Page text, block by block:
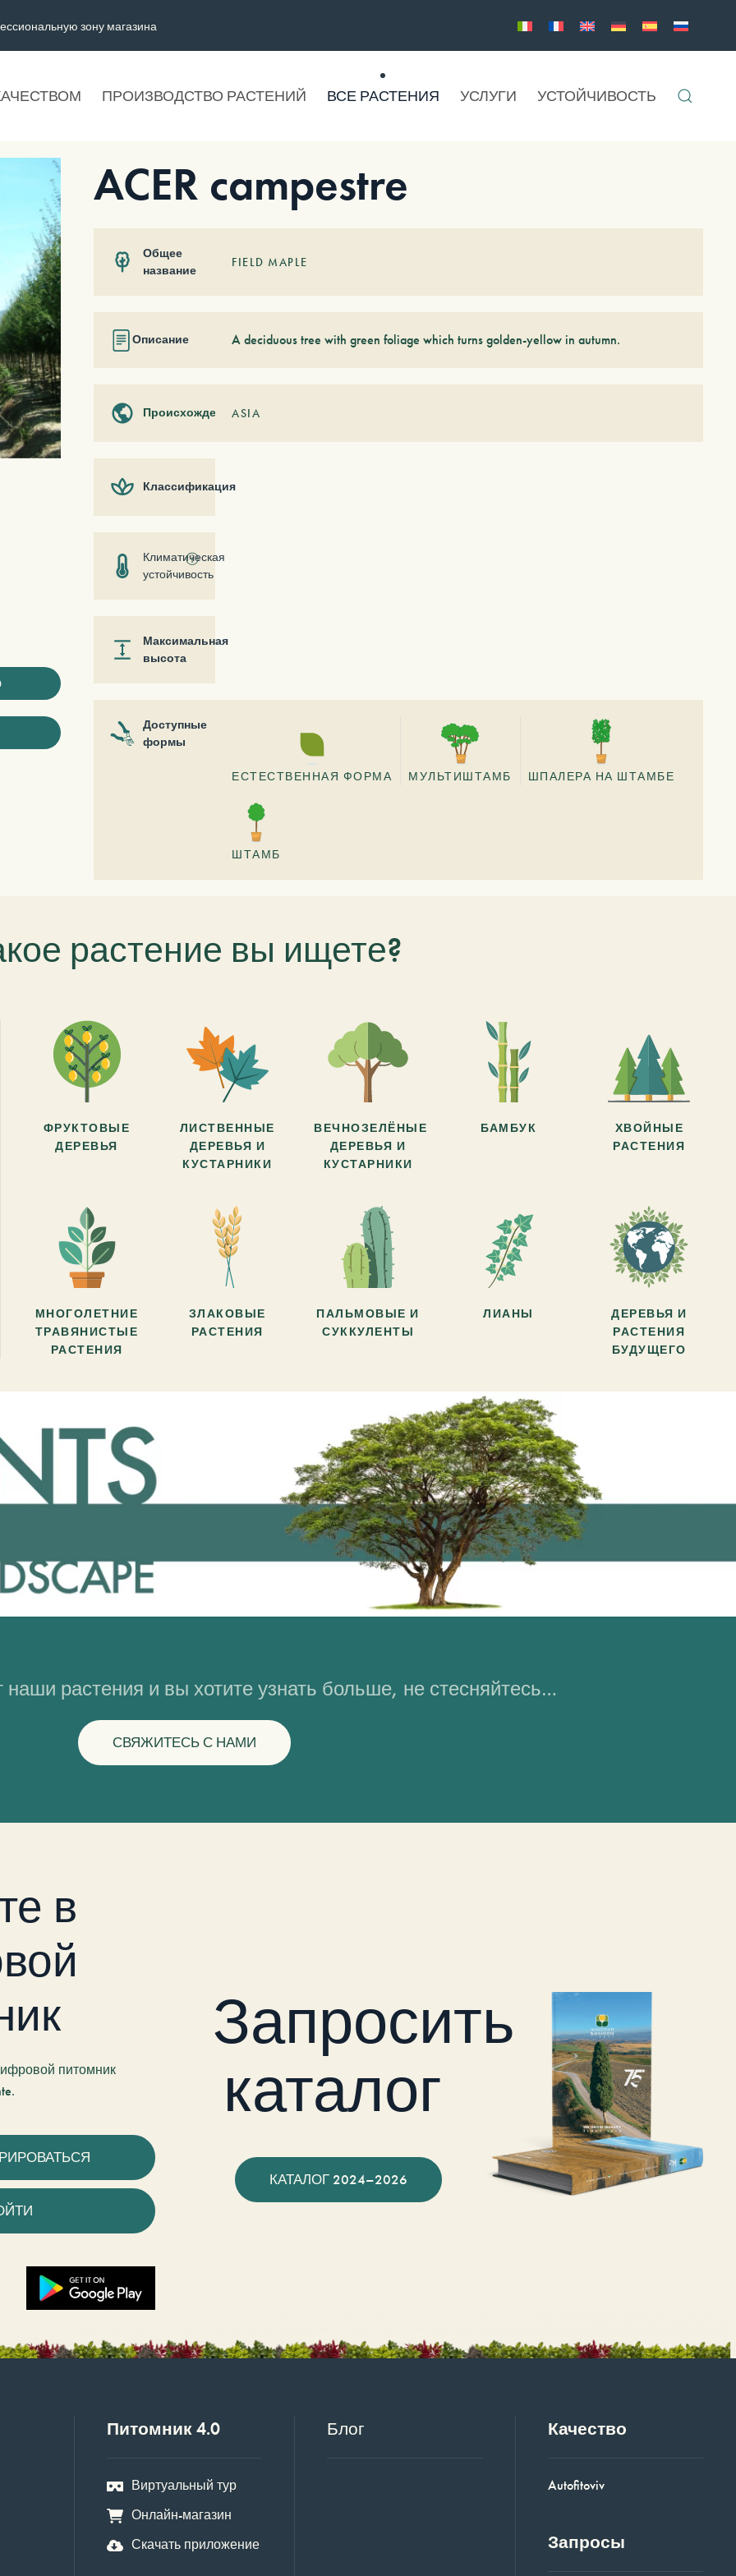
зону магазина
ПРОИЗВОДСТВО РАСТЕНИЙ ВСЕ РАСТЕНИЯ УСЛУГИ УСТОЙЧИВОСТЬ
ACER campestre
Общее
название
FIELD MAPLE
Описание A deciduous tree with green foliage which turns golden-yellow in autumn.
ПроисхождениеASIA
Классификация
Климатическая
устойчивость
ⓘ
Максимальная
высота
Доступные
формы
ЕСТЕСТВЕННАЯ ФОРМА МУЛЬТИШТАМБ ШПАЛЕРА НА ШТАМБЕ
ШТАМБ
растение вы ищете?
ФРУКТОВЫЕ
ДЕРЕВЬЯ
ЛИСТВЕННЫЕ
ДЕРЕВЬЯ И
КУСТАРНИКИ
ВЕЧНОЗЕЛЁНЫЕ
ДЕРЕВЬЯ И
КУСТАРНИКИ
БАМБУК
ХВОЙНЫЕ
РАСТЕНИЯ
МНОГОЛЕТНИЕ
ТРАВЯНИСТЫЕ
РАСТЕНИЯ
ЗЛАКОВЫЕ
РАСТЕНИЯ
ПАЛЬМОВЫЕ И
СУККУЛЕНТЫ
ЛИАНЫ
ДЕРЕВЬЯ И
РАСТЕНИЯ
БУДУЩЕГО
растения и вы хотите узнать больше, не стесняйтесь…
СВЯЖИТЕСЬ С НАМИ
в
питомник
Запросить
каталог
КАТАЛОГ 2024–2026
Питомник 4.0
Виртуальный тур
Онлайн-магазин
Скачать приложение
Блог Качество
Autofitoviv
Запросы